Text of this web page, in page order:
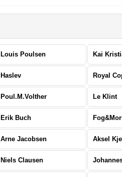
Louis Poulsen Kai
Haslev Royal
Poul.M.Volther Le Klint
Erik Buch
Arne Jacobsen Aksel
Niels Clausen